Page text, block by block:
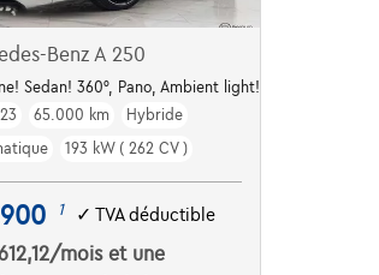
Benz A 250
Sedan! 360°, Pano, Ambient light!
65.000 km
Hybride
193 kW ( 262 CV )
1 ✓TVA déductible
/moiset une